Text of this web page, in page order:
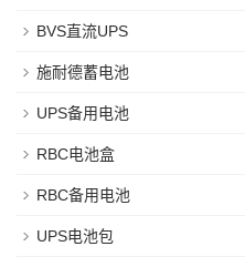
BVS直流UPS
施耐德蓄电池
UPS备用电池
RBC电池盒
RBC备用电池
UPS电池包